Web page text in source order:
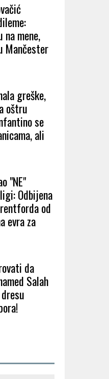
na mene,
Mančester
greške,
oštru
se
ali
"NE"
Odbijena
od
evra za
da
Salah